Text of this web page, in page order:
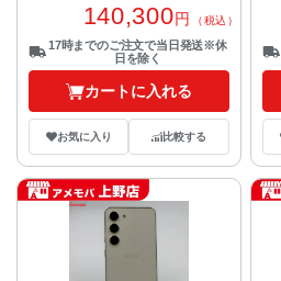
140,300円 （税込）
17時までのご注文で当日発送※休
日を除く
カートに入れる
お気に入り 比較する